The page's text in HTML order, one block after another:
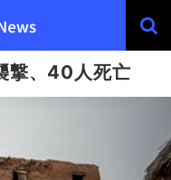
撃、40人死亡